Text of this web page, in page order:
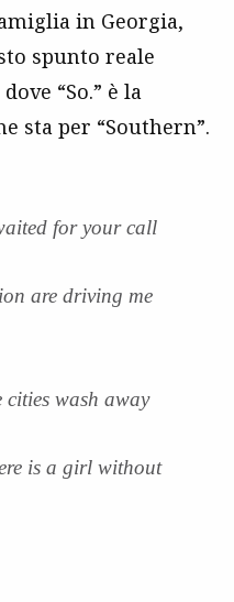
in Georgia,
spunto reale
“So.” è la
sta per “Southern”.
for your call
are driving me
cities wash away
is a girl without